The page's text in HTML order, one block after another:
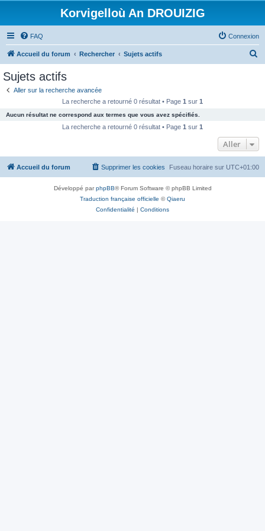
Korvigelloù An DROUIZIG
FAQ Connexion
Accueil du forum Rechercher Sujets actifs
c
e
Sujets actifs
Aller sur la recherche avancée
La recherche a retourné 0 résultat • Page 1 sur 1
Aucun résultat ne correspond aux termes que vous avez spécifiés.
La recherche a retourné 0 résultat • Page 1 sur 1
Aller
Accueil du forum Fuseau horaire sur UTC+01:00
Supprimer les cookies
Développé parphpBB® Forum Software © phpBB Limited
Traduction française officielle ©Qiaeru
Confidentialité | Conditions